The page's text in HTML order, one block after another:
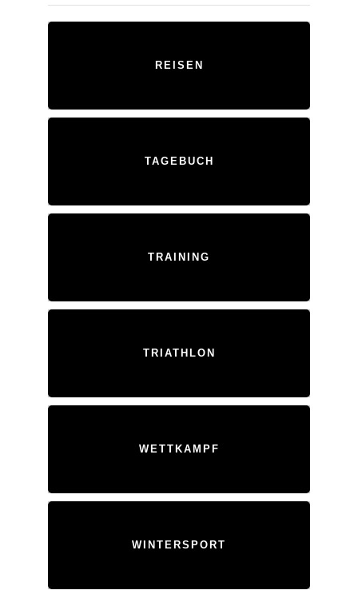
REISEN
TAGEBUCH
TRAINING
TRIATHLON
WETTKAMPF
WINTERSPORT